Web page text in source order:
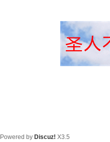
Powered by Discuz! X3.5